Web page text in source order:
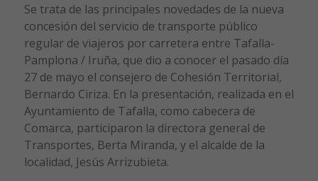
Se trata de las principales novedades de la nueva
concesión del servicio de transporte público
regular de viajeros por carretera entre Tafalla-
Pamplona / Iruña, que dio a conocer el pasado día
27 de mayo el consejero de Cohesión Territorial,
Bernardo Ciriza. En la presentación, realizada en el
Ayuntamiento de Tafalla, como cabecera de
Comarca, participaron la directora general de
Transportes, Berta Miranda, y el alcalde de la
localidad, Jesús Arrizubieta.